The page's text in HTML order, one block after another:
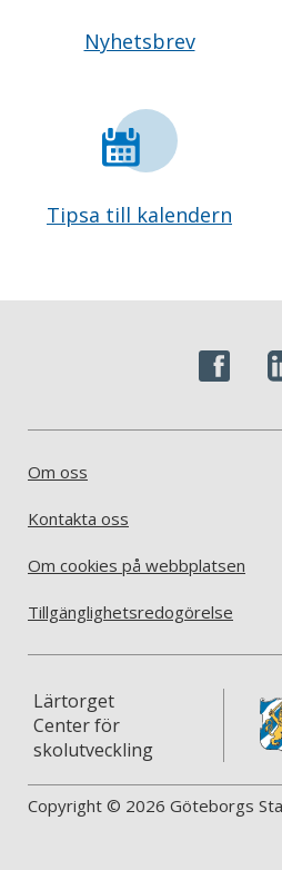
Nyhetsbrev
Tipsa till kalendern
Om oss
Kontakta oss
Om cookies på webbplatsen
Tillgänglighetsredogörelse
Lärtorget
Center för
skolutveckling
Copyright © 2026 Göteborgs